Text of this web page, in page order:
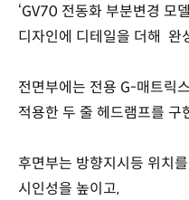
‘GV70 전동화 부분변경 모
디자인에 디테일을 더해 완
전면부에는 전용 G-매트릭
적용한 두 줄 헤드램프를 구
후면부는 방향지시등 위치
시인성을 높이고,